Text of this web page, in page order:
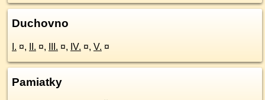
Duchovno
I. ¤, II. ¤, III. ¤, IV. ¤, V. ¤
Pamiatky